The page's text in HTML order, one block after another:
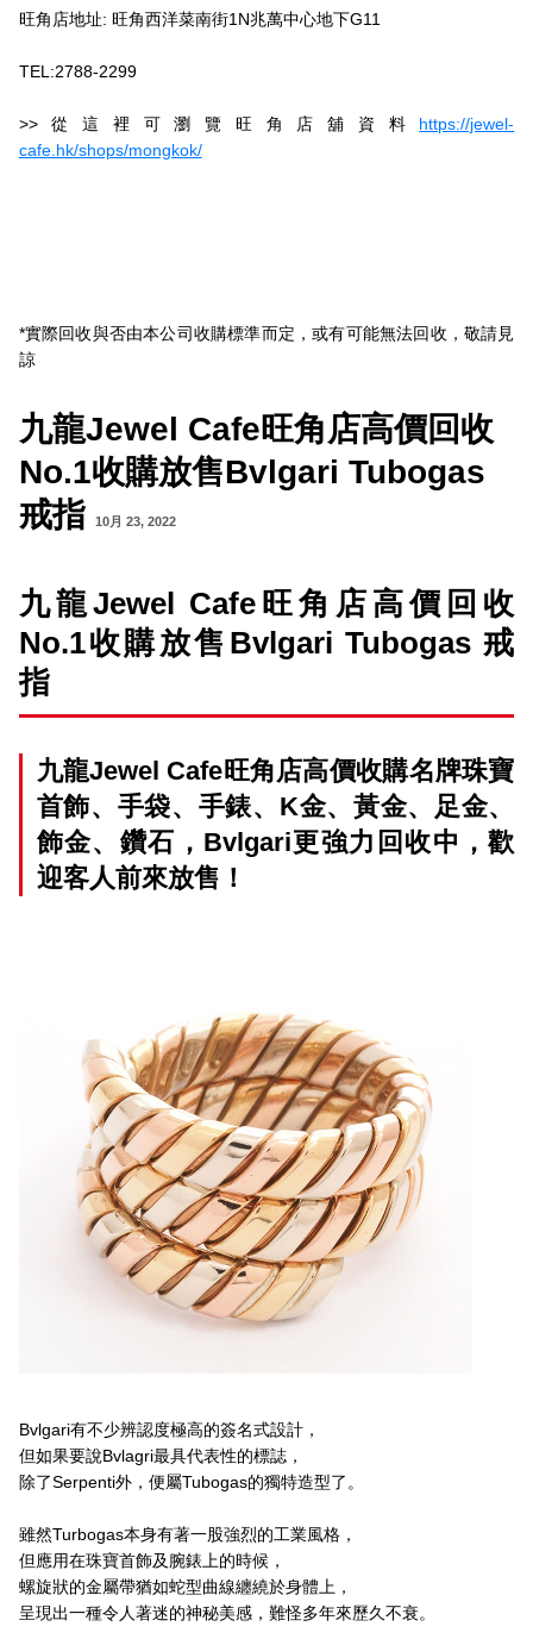
旺角店地址: 旺角西洋菜南街1N兆萬中心地下G11
TEL:2788-2299
>>從這裡可瀏覽旺角店舖資料 https://jewel-
cafe.hk/shops/mongkok/
*實際回收與否由本公司收購標準而定，或有可能無法回收，敬請見
諒
九龍Jewel Cafe旺角店高價回收
No.1收購放售Bvlgari Tubogas
戒指
10月 23, 2022
九龍Jewel Cafe旺角店高價回收
No.1收購放售Bvlgari Tubogas 戒
指
九龍Jewel Cafe旺角店高價收購名牌珠寶
首飾、手袋、手錶、K金、黃金、足金、
飾金、鑽石，Bvlgari更強力回收中，歡
迎客人前來放售！
Bvlgari有不少辨認度極高的簽名式設計，
但如果要說Bvlagri最具代表性的標誌，
除了Serpenti外，便屬Tubogas的獨特造型了。
雖然Turbogas本身有著一股強烈的工業風格，
但應用在珠寶首飾及腕錶上的時候，
螺旋狀的金屬帶猶如蛇型曲線纏繞於身體上，
呈現出一種令人著迷的神秘美感，難怪多年來歷久不衰。